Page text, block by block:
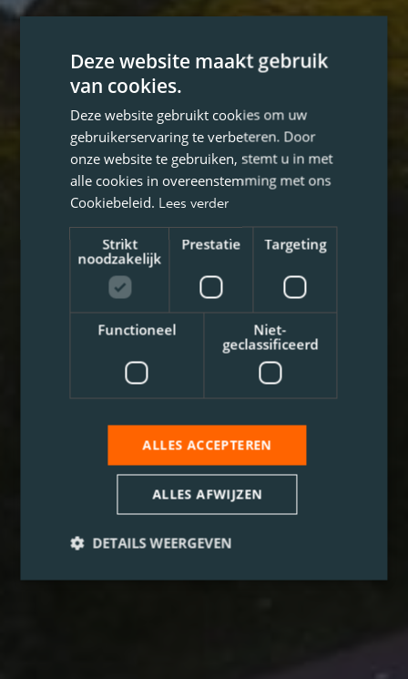
Deze website maakt gebruik
van cookies.
Deze website gebruikt cookies om uw
gebruikerservaring te verbeteren. Door
onze website te gebruiken, stemt u in met
alle cookies in overeenstemming met ons
Cookiebeleid. Lees verder
Strikt
noodzakelijk
Prestatie Targeting
Functioneel
Niet-
geclassificeerd
ALLES ACCEPTEREN
ALLES AFWIJZEN
DETAILS WEERGEVEN